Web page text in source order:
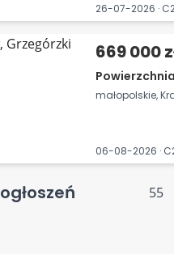
26-07-2026 ·
669 000
małopolskie,
06-08-2026 ·
ogłoszeń 55